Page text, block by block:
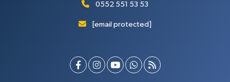
0552 551 53 53
[email protected]